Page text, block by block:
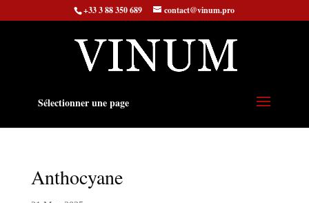
+33 3 88 350 689 contact@vinum.pro
Sélectionner une page
Anthocyane